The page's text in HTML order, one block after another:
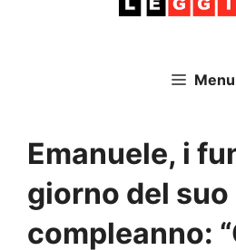
Menu
Emanuele, i
giorno del suo
compleanno: